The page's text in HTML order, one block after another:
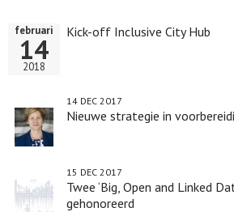
Kick-off Inclusive City Hub
februari
14
2018
Nieuwe strategie in
14 DEC 2017
Twee ‘Big, Open and Linked
gehonoreerd
15 DEC 2017